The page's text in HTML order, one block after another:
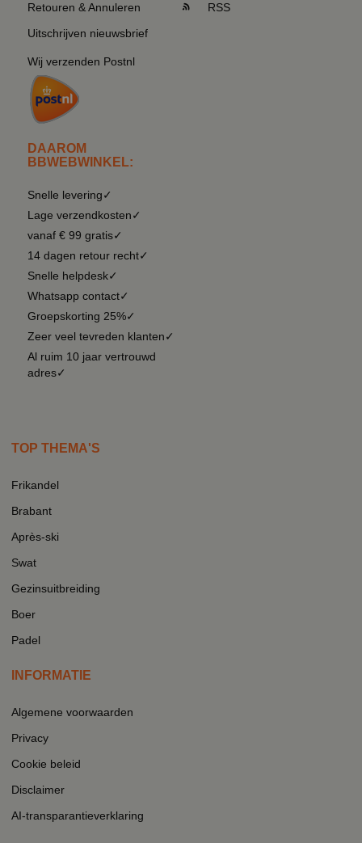
Retouren & Annuleren
Uitschrijven nieuwsbrief
Wij verzenden Postnl
DAAROM
BBWEBWINKEL:
Snelle levering✓
Lage verzendkosten✓
vanaf € 99 gratis✓
14 dagen retour recht✓
Snelle helpdesk✓
Whatsapp contact✓
Groepskorting 25%✓
Zeer veel tevreden klanten✓
Al ruim 10 jaar vertrouwd
adres✓
RSS
TOP THEMA'S
Frikandel
Brabant
Après-ski
Swat
Gezinsuitbreiding
Boer
Padel
INFORMATIE
Algemene voorwaarden
Privacy
Cookie beleid
Disclaimer
AI-transparantieverklaring